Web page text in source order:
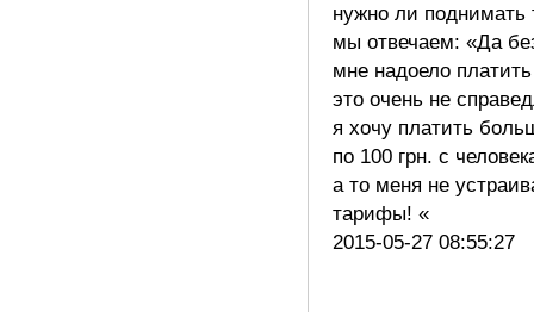
нужно ли
мы отвечаем: «Да
мне надоело
это очень не
я хочу платить
по 100 грн. с
а то меня не
тарифы! «
2015-05-27 08:55:27